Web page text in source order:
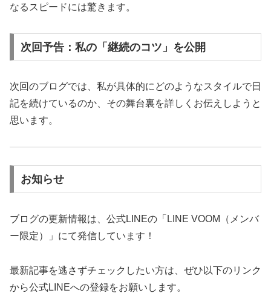
なるスピードには驚きます。
次回予告：私の「継続のコツ」を公開
次回のブログでは、私が具体的にどのようなスタイルで日
記を続けているのか、その舞台裏を詳しくお伝えしようと
思います。
お知らせ
ブログの更新情報は、公式LINEの「LINE VOOM（メンバ
ー限定）」にて発信しています！
最新記事を逃さずチェックしたい方は、ぜひ以下のリンク
から公式LINEへの登録をお願いします。